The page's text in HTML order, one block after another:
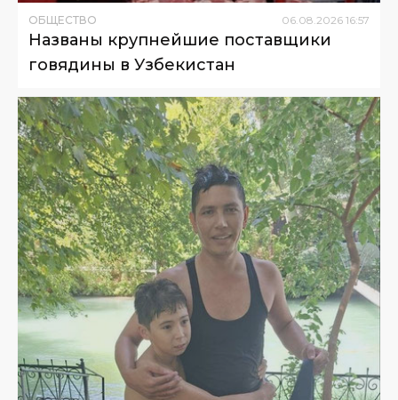
ОБЩЕСТВО 06.08.2026 16:57
Названы крупнейшие поставщики
говядины в Узбекистан